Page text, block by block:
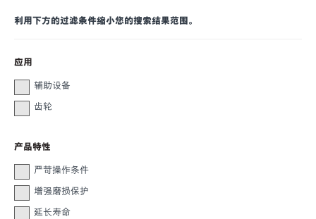
利用下方的过滤条件缩小您的搜索结果范围。
应用
辅助设备
齿轮
产品特性
严苛操作条件
增强磨损保护
延长寿命